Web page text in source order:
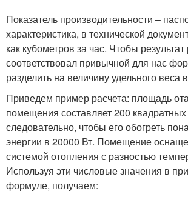
Показатель производительности –
характеристика, в технической
как кубометров за час. Чтобы результат
соответствовал привычной для нас
разделить на величину удельного веса
Приведем пример расчета: площадь
помещения составляет 200
следовательно, чтобы его обогреть
энергии в 20000 Вт. Помещение
системой отопления с разностью
Используя эти числовые значения в
формуле, получаем: